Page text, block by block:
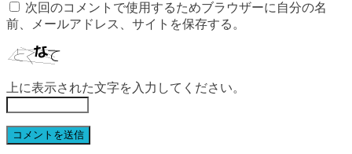
次回のコメントで使用するためブラウザーに自分の名
前、メールアドレス、サイトを保存する。
上に表示された文字を入力してください。